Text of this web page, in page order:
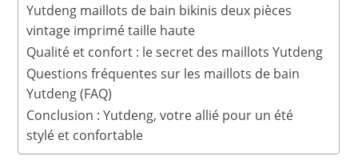
Yutdeng maillots de bain bikinis deux pièces
vintage imprimé taille haute
Qualité et confort : le secret des maillots Yutdeng
Questions fréquentes sur les maillots de bain
Yutdeng (FAQ)
Conclusion : Yutdeng, votre allié pour un été
stylé et confortable